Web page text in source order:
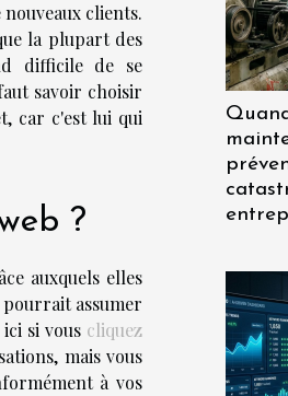
clients.
la plupart des
difficile de se
savoir choisir
car c'est lui qui
?
auxquels elles
pourrait assumer
si vous cliquez
mais vous
à vos